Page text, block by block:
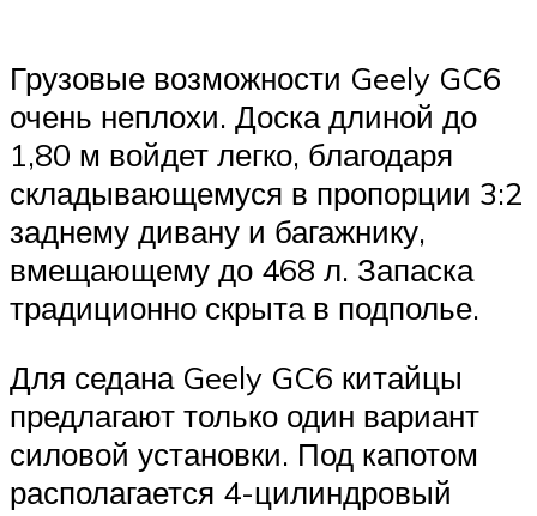
Грузовые возможности Geely GC6
очень неплохи. Доска длиной до
1,80 м войдет легко, благодаря
складывающемуся в пропорции 3:2
заднему дивану и багажнику,
вмещающему до 468 л. Запаска
традиционно скрыта в подполье.
Для седана Geely GC6 китайцы
предлагают только один вариант
силовой установки. Под капотом
располагается 4-цилиндровый